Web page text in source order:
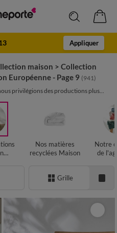
Appliquer
maison > Collection
Européenne - Page 9 (941)
privilégions des productions plus...
Nos matières
recyclées Maison
Notre
de
Grille